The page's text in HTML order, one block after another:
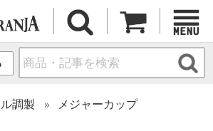
調製
メジャーカップ